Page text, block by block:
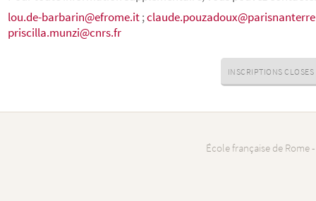
lou.de-barbarin@efrome.it;
priscilla.munzi@cnrs.fr
INSCRIPTIONS CLOSES
École française de Rome -